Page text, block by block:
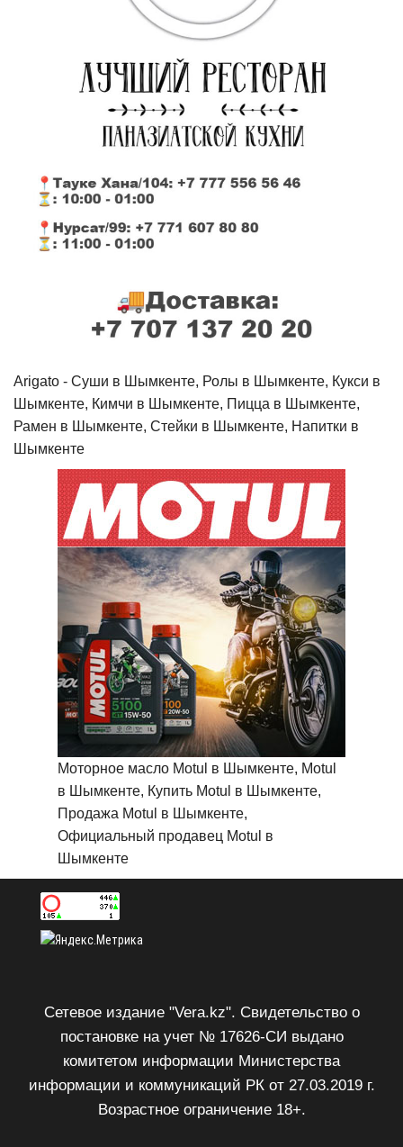
Arigato - Cуши в Шымкенте, Ролы в Шымкенте, Кукси в
Шымкенте, Кимчи в Шымкенте, Пицца в Шымкенте,
Рамен в Шымкенте, Стейки в Шымкенте, Напитки в
Шымкенте
Моторное масло Motul в Шымкенте, Motul
в Шымкенте, Купить Motul в Шымкенте,
Продажа Motul в Шымкенте,
Официальный продавец Motul в
Шымкенте
Сетевое издание "Vera.kz". Свидетельство о
постановке на учет № 17626-СИ выдано
комитетом информации Министерства
информации и коммуникаций РК от 27.03.2019 г.
Возрастное ограничение 18+.